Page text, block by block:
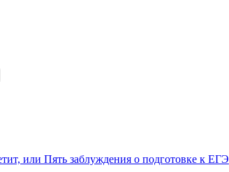
или Пять заблуждения о подготовке к ЕГЭ